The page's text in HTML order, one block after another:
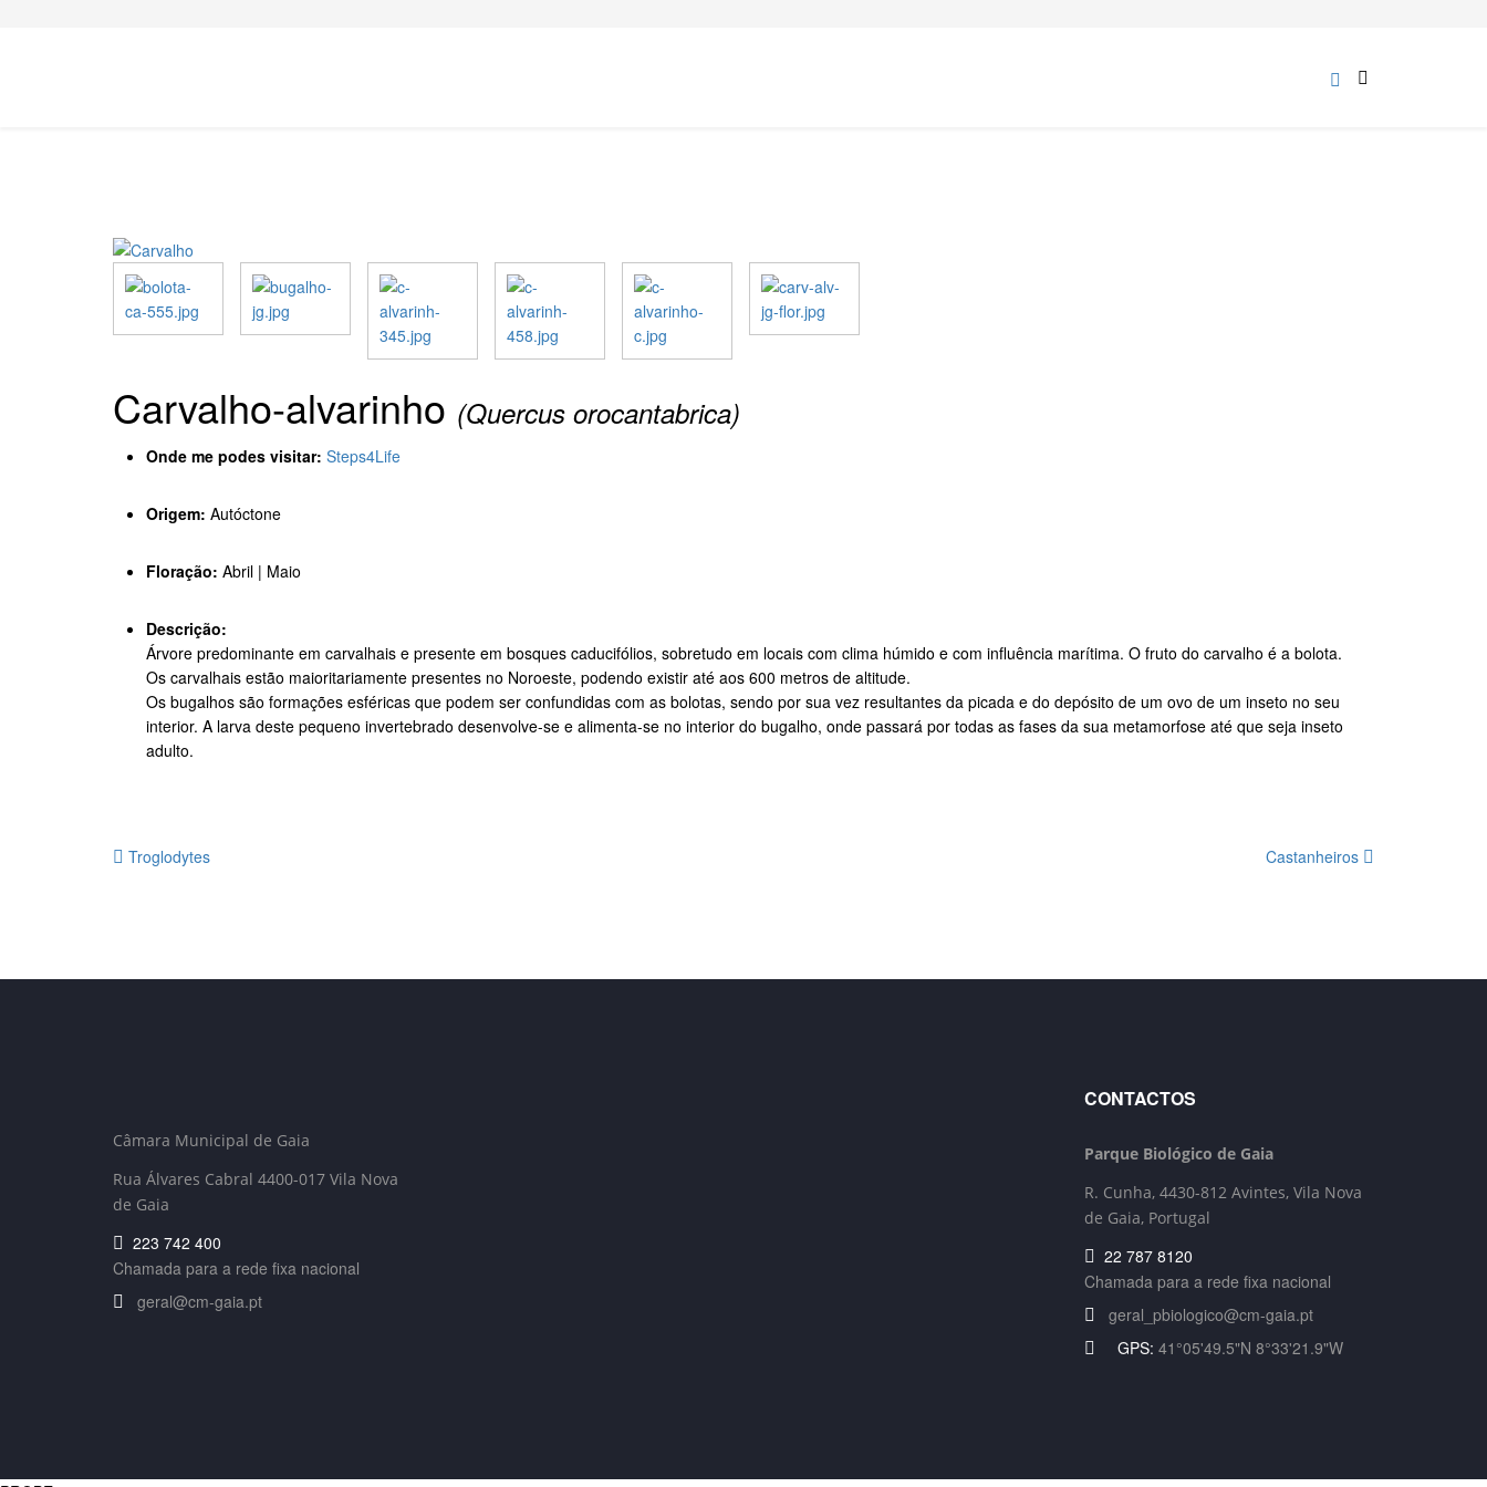
Carvalho-alvarinho (Quercus orocantabrica)
Onde me podes visitar: Steps4Life
Origem: Autóctone
Floração: Abril | Maio
Descrição:
Árvore predominante em carvalhais e presente em bosques caducifólios, sobretudo em locais com clima húmido e com influência marítima. O fruto do carvalho é a bolota.
Os carvalhais estão maioritariamente presentes no Noroeste, podendo existir até aos 600 metros de altitude.
Os bugalhos são formações esféricas que podem ser confundidas com as bolotas, sendo por sua vez resultantes da picada e do depósito de um ovo de um inseto no seu
interior. A larva deste pequeno invertebrado desenvolve-se e alimenta-se no interior do bugalho, onde passará por todas as fases da sua metamorfose até que seja inseto
adulto.
Troglodytes Castanheiros
Câmara Municipal de Gaia
Rua Álvares Cabral 4400-017 Vila Nova
de Gaia
223 742 400
Chamada para a rede fixa nacional
geral@cm-gaia.pt
CONTACTOS
Parque Biológico de Gaia
R. Cunha, 4430-812 Avintes, Vila Nova
de Gaia, Portugal
22 787 8120
Chamada para a rede fixa nacional
geral_pbiologico@cm-gaia.pt
GPS: 41°05'49.5"N 8°33'21.9"W